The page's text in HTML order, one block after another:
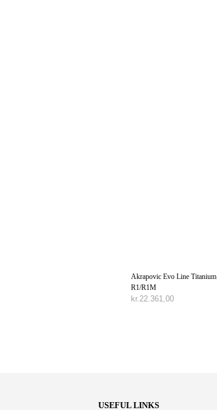
Akrapovic Evo Line Titanium
R1/R1M
kr.22.361,00
USEFUL LINKS